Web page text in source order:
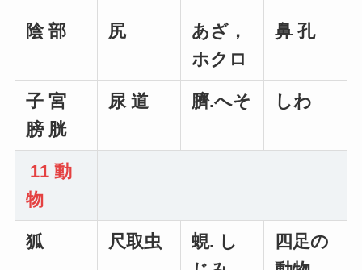
陰 部 尻
あざ，
ホクロ
鼻 孔
子 宮
膀 胱
尿 道 臍.へそ しわ
11 動
物
狐 尺取虫
蜆. し
四足の